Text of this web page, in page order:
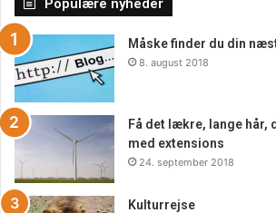
teknologi og en holistisk tilgang hjælper
terapi patienter med at genvinde
forbedre deres livskvalitet. For mere
hvordan neurologisk fysioterapi kan
kender, besøgNeurofys.dk
Populære nyheder
Måske finder du din
8. august 2018
Få det lækre, lange hår,
med extensions
24. september 2018
Kulturrejse